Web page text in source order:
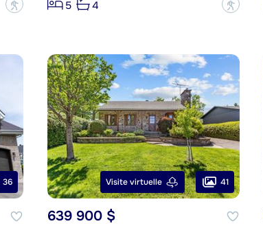
?
5
4 ?
36 Visite virtuelle 41
639 900 $